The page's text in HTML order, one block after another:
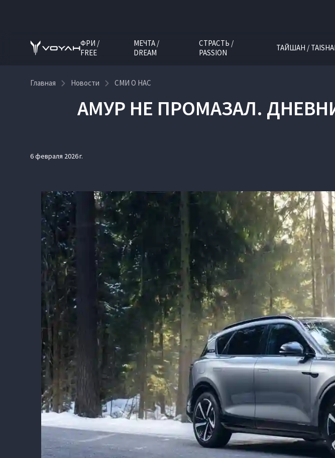
ФРИ /
FREE
МЕЧТА /
DREAM
СТРАСТЬ /
PASSION
ТАЙШАН /
Главная Новости СМИ О НАС
АМУР НЕ ПРОМАЗАЛ.
6 февраля 2026 г.